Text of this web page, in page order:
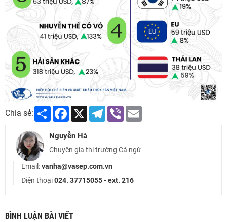
Chia sẻ: Share Facebook
X Telegram
Viber
Nguyễn Hà
Chuyên gia thị trường Cá ngừ
Email:vanha@vasep.com.vn
Điện thoại024. 37715055 - ext. 216
BÌNH LUẬN BÀI VIẾT